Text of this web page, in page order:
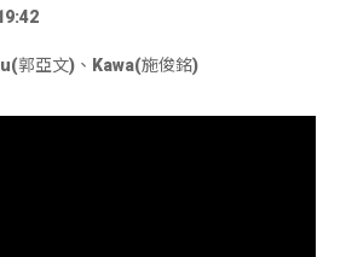
郭亞文) 、 Kawa(施俊銘)